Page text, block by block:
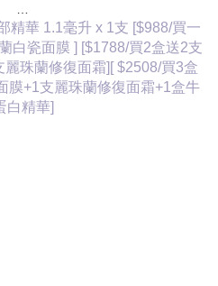
成，改善皮膚自然代謝，淡化皺
緊致輪廓
色素沈著，修復受損肌膚屏障
方位營養，增強彈性與光澤感
，提亮膚色，讓肌膚通透飽滿
改善敏感與暗沈，維持健康年輕